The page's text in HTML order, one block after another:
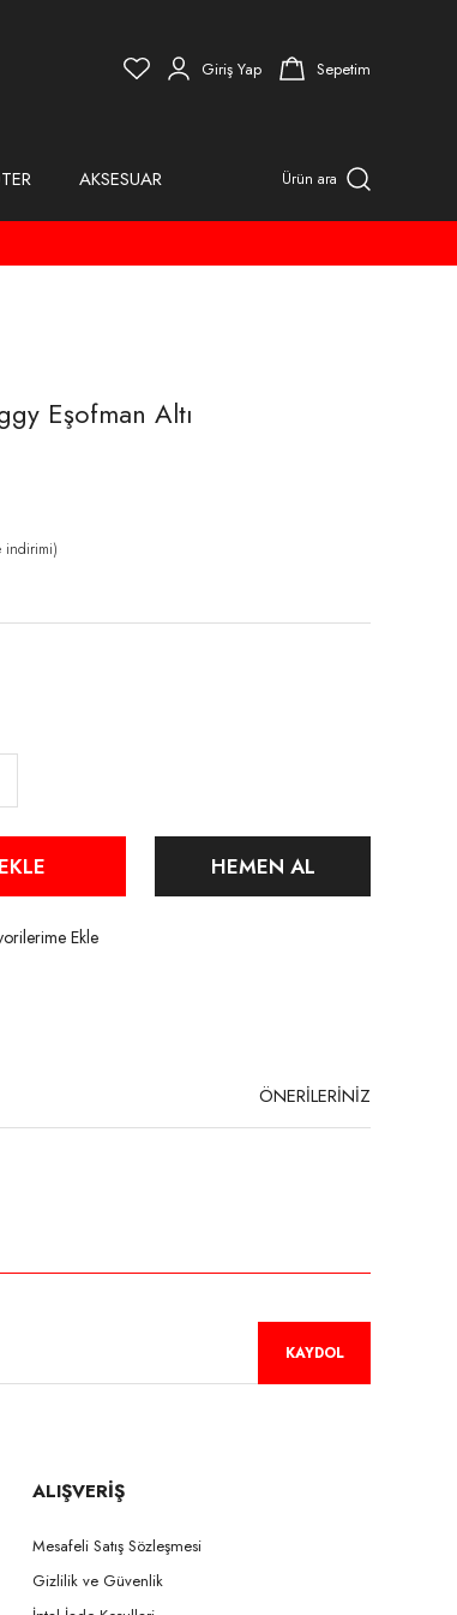
Giriş Yap Sepetim
AKSESUAR Ürün ara
Eşofman Altı
indirimi)
HEMEN AL
ÖNERİLERİNİZ
KAYDOL
ALIŞVERİŞ
Mesafeli Satış Sözleşmesi
Gizlilik ve Güvenlik